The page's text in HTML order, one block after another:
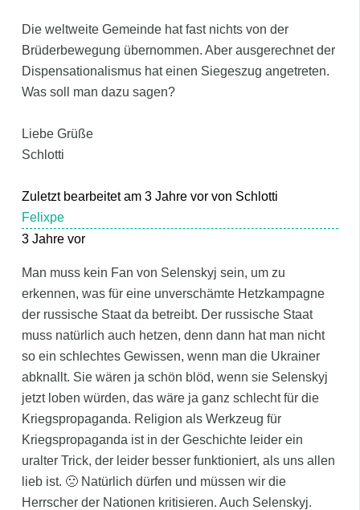
Die weltweite Gemeinde hat fast nichts von der
Brüderbewegung übernommen. Aber ausgerechnet der
Dispensationalismus hat einen Siegeszug angetreten.
Was soll man dazu sagen?
Liebe Grüße
Schlotti
Zuletzt bearbeitet am 3 Jahre vor von Schlotti
Felixpe
3 Jahre vor
Man muss kein Fan von Selenskyj sein, um zu
erkennen, was für eine unverschämte Hetzkampagne
der russische Staat da betreibt. Der russische Staat
muss natürlich auch hetzen, denn dann hat man nicht
so ein schlechtes Gewissen, wenn man die Ukrainer
abknallt. Sie wären ja schön blöd, wenn sie Selenskyj
jetzt loben würden, das wäre ja ganz schlecht für die
Kriegspropaganda. Religion als Werkzeug für
Kriegspropaganda ist in der Geschichte leider ein
uralter Trick, der leider besser funktioniert, als uns allen
lieb ist. 🙁 Natürlich dürfen und müssen wir die
Herrscher der Nationen kritisieren. Auch Selenskyj.